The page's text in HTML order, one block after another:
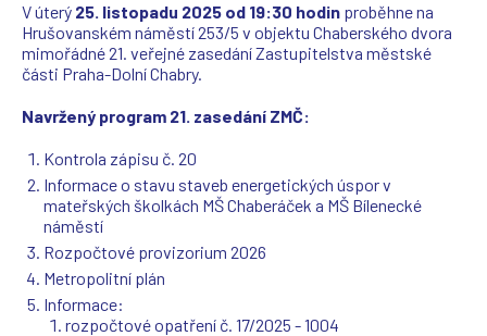
V úterý 25. listopadu 2025 od 19:30 hodin proběhne na
Hrušovanském náměstí 253/5 v objektu Chaberského dvora
mimořádné 21. veřejné zasedání Zastupitelstva městské
části Praha-Dolní Chabry.
Navržený program 21. zasedání ZMČ:
Kontrola zápisu č. 20
Informace o stavu staveb energetických úspor v
mateřských školkách MŠ Chaberáček a MŠ Bílenecké
náměstí
Rozpočtové provizorium 2026
Metropolitní plán
Informace:
rozpočtové opatření č. 17/2025 - 1004